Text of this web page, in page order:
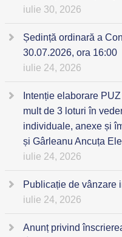
iulie 30, 2026
Ședință ordinară a
30.07.2026, ora 16:00
iulie 24, 2026
Intenție elaborare
mult de 3 loturi în
individuale, anexe și
și Gârleanu Ancuța
iulie 24, 2026
Publicație de vânzare
iulie 24, 2026
Anunț privind